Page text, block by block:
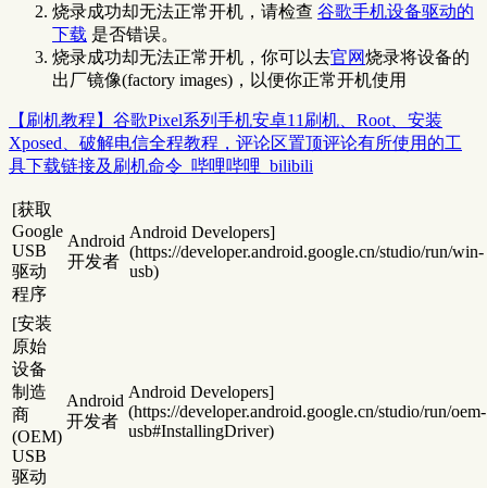
烧录成功却无法正常开机，请检查 谷歌手机设备驱动的
下载 是否错误。
烧录成功却无法正常开机，你可以去官网烧录将设备的
出厂镜像(factory images)，以便你正常开机使用
【刷机教程】谷歌Pixel系列手机安卓11刷机、Root、安装
Xposed、破解电信全程教程，评论区置顶评论有所使用的工
具下载链接及刷机命令_哔哩哔哩_bilibili
[获取
Google
USB
驱动
程序
Android
开发者
Android Developers]
(https://developer.android.google.cn/studio/run/win-
usb)
[安装
原始
设备
制造
商
(OEM)
USB
驱动
Android
开发者
Android Developers]
(https://developer.android.google.cn/studio/run/oem-
usb#InstallingDriver)